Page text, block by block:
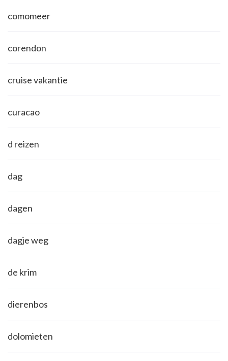
comomeer
corendon
cruise vakantie
curacao
d reizen
dag
dagen
dagje weg
de krim
dierenbos
dolomieten